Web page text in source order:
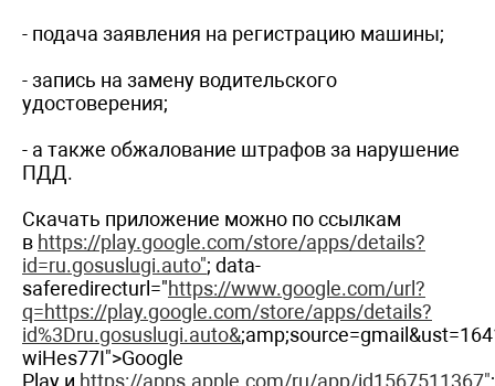
- подача заявления на регистрацию машины;
- запись на замену водительского
удостоверения;
- а также обжалование штрафов за нарушение
ПДД.
Скачать приложение можно по ссылкам
в https://play.google.com/store/apps/details?
id=ru.gosuslugi.auto"; data-
saferedirecturl="https://www.google.com/url?
q=https://play.google.com/store/apps/details?
id%3Dru.gosuslugi.auto&
wiHes77I">Google
Play и https://apps.apple.com/ru/app/id1567511367";